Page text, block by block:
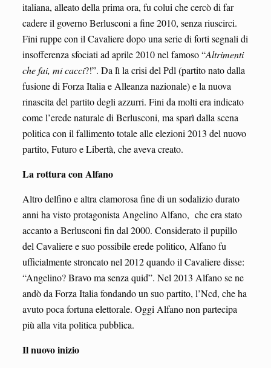
italiana, alleato della prima ora, fu colui che cercò di far
cadere il governo Berlusconi a fine 2010, senza riuscirci.
Fini ruppe con il Cavaliere dopo una serie di forti segnali di
insofferenza sfociati ad aprile 2010 nel famoso “Altrimenti
che fai, mi cacci?!”. Da lì la crisi del Pdl (partito nato dalla
fusione di Forza Italia e Alleanza nazionale) e la nuova
rinascita del partito degli azzurri. Fini da molti era indicato
come l’erede naturale di Berlusconi, ma sparì dalla scena
politica con il fallimento totale alle elezioni 2013 del nuovo
partito, Futuro e Libertà, che aveva creato.
La rottura con Alfano
Altro delfino e altra clamorosa fine di un sodalizio durato
anni ha visto protagonista Angelino Alfano, che era stato
accanto a Berlusconi fin dal 2000. Considerato il pupillo
del Cavaliere e suo possibile erede politico, Alfano fu
ufficialmente stroncato nel 2012 quando il Cavaliere disse:
“Angelino? Bravo ma senza quid”. Nel 2013 Alfano se ne
andò da Forza Italia fondando un suo partito, l’Ncd, che ha
avuto poca fortuna elettorale. Oggi Alfano non partecipa
più alla vita politica pubblica.
Il nuovo inizio